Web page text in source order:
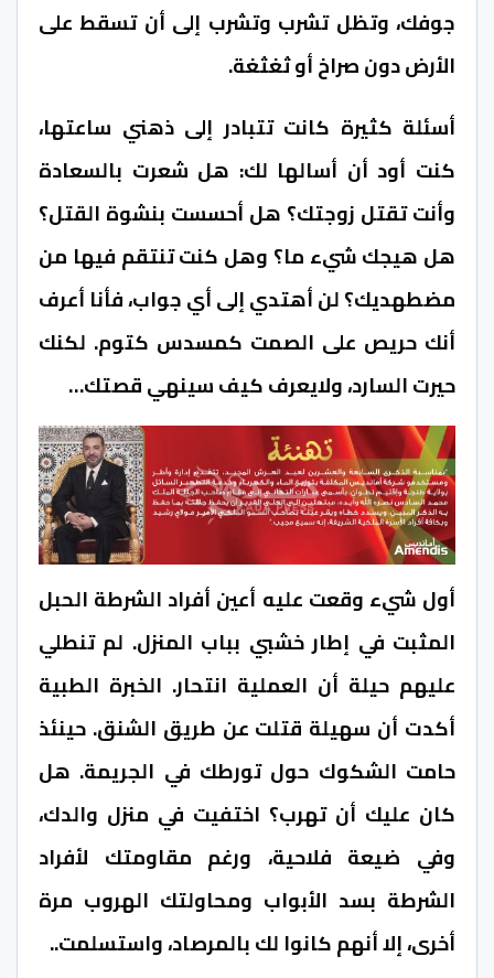
جوفك، وتظل تشرب وتشرب إلى أن تسقط على
الأرض دون صراخ أو ثغثغة.
أسئلة كثيرة كانت تتبادر إلى ذهني ساعتها،
كنت أود أن أسالها لك: هل شعرت بالسعادة
وأنت تقتل زوجتك؟ هل أحسست بنشوة القتل؟
هل هيجك شيء ما؟ وهل كنت تنتقم فيها من
مضطهديك؟ لن أهتدي إلى أي جواب، فأنا أعرف
أنك حريص على الصمت كمسدس كتوم. لكنك
حيرت السارد، ولايعرف كيف سينهي قصتك…
أول شيء وقعت عليه أعين أفراد الشرطة الحبل
المثبت في إطار خشبي بباب المنزل. لم تنطلي
عليهم حيلة أن العملية انتحار. الخبرة الطبية
أكدت أن سهيلة قتلت عن طريق الشنق. حينئذ
حامت الشكوك حول تورطك في الجريمة. هل
كان عليك أن تهرب؟ اختفيت في منزل والدك،
وفي ضيعة فلاحية، ورغم مقاومتك لأفراد
الشرطة بسد الأبواب ومحاولتك الهروب مرة
أخرى، إلا أنهم كانوا لك بالمرصاد، واستسلمت..